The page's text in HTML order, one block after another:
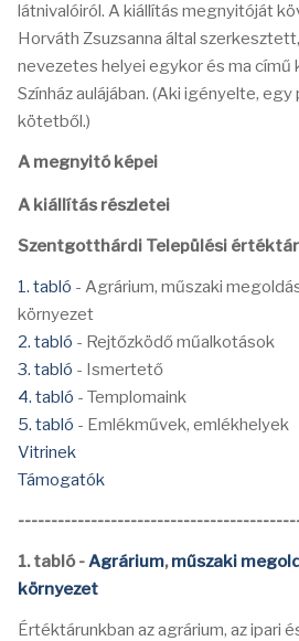
látnivalóiról. A kiállítás megnyitóját
Horváth Zsuzsanna által
nevezetes helyei egykor és ma
Színház aulájában. (Aki igényelte,
kötetből.)
A megnyitó képei
A kiállítás részletei
Szentgotthárdi Települési értéktár
1. tabló - Agrárium, műszaki
környezet
2. tabló - Rejtőzködő műalkotások
3. tabló - Ismertető
4. tabló - Templomaink
5. tabló - Emlékművek, emlékhelyek
Vitrinek
Támogatók
1. tabló -Agrárium,műszaki
környezet
Értéktárunkban az agrárium, az ipari